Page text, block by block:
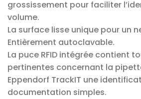
grossissement pour faciliter
volume.
La surface lisse unique pour un
Entièrement autoclavable.
La puce RFID intégrée contient
pertinentes concernant la
Eppendorf TrackIT une
documentation simples.